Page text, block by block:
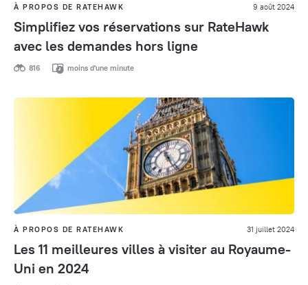
À PROPOS DE RATEHAWK 9 août 2024
Simplifiez vos réservations sur RateHawk
avec les demandes hors ligne
816 moins d'une minute
À PROPOS DE RATEHAWK 31 juillet 2024
Les 11 meilleures villes à visiter au Royaume-
Uni en 2024